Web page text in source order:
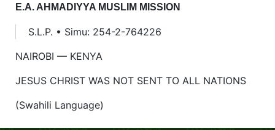
E.A. AHMADIYYA MUSLIM MISSION
S.L.P. • Simu: 254-2-764226
NAIROBI — KENYA
JESUS CHRIST WAS NOT SENT TO ALL NATIONS
(Swahili Language)